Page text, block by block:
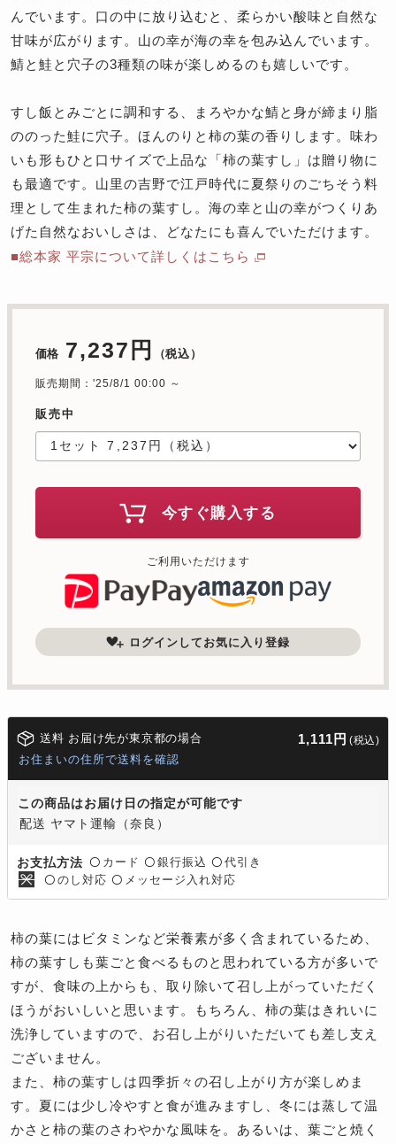
んでいます。口の中に放り込むと、柔らかい酸味と自然な
甘味が広がります。山の幸が海の幸を包み込んでいます。
鯖と鮭と穴子の3種類の味が楽しめるのも嬉しいです。
すし飯とみごとに調和する、まろやかな鯖と身が締まり脂
ののった鮭に穴子。ほんのりと柿の葉の香りします。味わ
いも形もひと口サイズで上品な「柿の葉すし」は贈り物に
も最適です。山里の吉野で江戸時代に夏祭りのごちそう料
理として生まれた柿の葉すし。海の幸と山の幸がつくりあ
げた自然なおいしさは、どなたにも喜んでいただけます。
■総本家 平宗について詳しくはこちら
価格 7,237円 （税込）
販売期間：'25/8/1 00:00 ～
販売中
今すぐ購入する
ご利用いただけます
ログインしてお気に入り登録
送料 お届け先が東京都の場合 1,111円 (税込)
お住まいの住所で送料を確認
この商品はお届け日の指定が可能です
配送 ヤマト運輸（奈良）
お支払方法 〇 カード 〇 銀行振込 〇 代引き
〇 のし対応 〇 メッセージ入れ対応
柿の葉にはビタミンなど栄養素が多く含まれているため、
柿の葉すしも葉ごと食べるものと思われている方が多いで
すが、食味の上からも、取り除いて召し上がっていただく
ほうがおいしいと思います。もちろん、柿の葉はきれいに
洗浄していますので、お召し上がりいただいても差し支え
ございません。
また、柿の葉すしは四季折々の召し上がり方が楽しめま
す。夏には少し冷やすと食が進みますし、冬には蒸して温
かさと柿の葉のさわやかな風味を。あるいは、葉ごと焼く